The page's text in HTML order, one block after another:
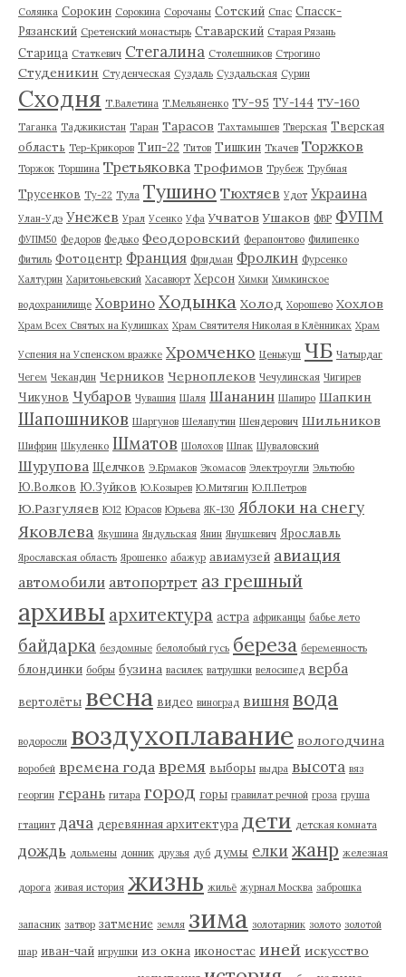
Солянка Сорокин Сорокина Сорочаны Сотский Спас Спасск-
Рязанский Сретенский монастырь Ставарский Старая Рязань
Старица Статкевич Стегалина Столешников Строгино
Студеникин Студенческая Суздаль Суздальская Сурин
Сходня Т.Валетина Т.Мельяненко ТУ-95 ТУ-144 ТУ-160
Таганка Таджикистан Таран Тарасов Тахтамышев Тверская Тверская
область Тер-Крикоров Тип-22 Титов Тишкин Ткачев Торжков
Торжок Торшина Третьяковка Трофимов Трубеж Трубная
Трусенков Ту-22 Тула Тушино Тюхтяев Удот Украина
Улан-Удэ Унежев Урал Усенко Уфа Учватов Ушаков ФВР ФУПМ
ФУПМ50 Федоров Федько Феодоровский Ферапонтово Филипенко
Фитиль Фотоцентр Франция Фридман Фролкин Фурсенко
Халтурин Харитоньевский Хасавюрт Херсон Химки Химкинское
водохранилище Ховрино Ходынка Холод Хорошево Хохлов
Храм Всех Святых на Кулишках Храм Святителя Николая в Клённиках Храм
Успения на Успенском вражке Хромченко Ценькуш ЧБ Чатырдаг
Чегем Чекандин Черников Черноплеков Чечулинская Чигирев
Чикунов Чубаров Чувашия Шаля Шананин Шапиро Шапкин
Шапошников Шаргунов Шелапутин Шендерович Шильников
Шифрин Шкуленко Шматов Шолохов Шпак Шуваловский
Шурупова Щелчков Э.Ермаков Экомасов Электроугли Эльтюбю
Ю.Волков Ю.Зуйков Ю.Козырев Ю.Митягин Ю.П.Петров
Ю.Разгуляев Ю12 Юрасов Юрьева ЯК-130 Яблоки на снегу
Яковлева Якушина Яндульская Янин Янушкевич Ярославль
Ярославская область Ярошенко абажур авиамузей авиация
автомобили автопортрет аз грешный
архивы архитектура астра африканцы бабье лето
байдарка бездомные белолобый гусь береза беременность
блондинки бобры бузина василек ватрушки велосипед верба
вертолёты весна видео виноград вишня вода
водоросли воздухоплавание вологодчина
воробей времена года время выборы выдра высота вяз
георгин герань гитара город горы гравилат речной гроза груша
гтацинт дача деревянная архитектура дети детская комната
дождь дольмены донник друзья дуб думы елки жанр железная
дорога живая история жизнь жильё журнал Москва заброшка
запасник затвор затмение земля зима золотарник золото золотой
шар иван-чай игрушки из окна иконостас иней искусство